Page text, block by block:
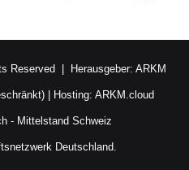
Reserved | Herausgeber: ARKM
| Hosting: ARKM.cloud
- Mittelstand Schweiz
Deutschland.